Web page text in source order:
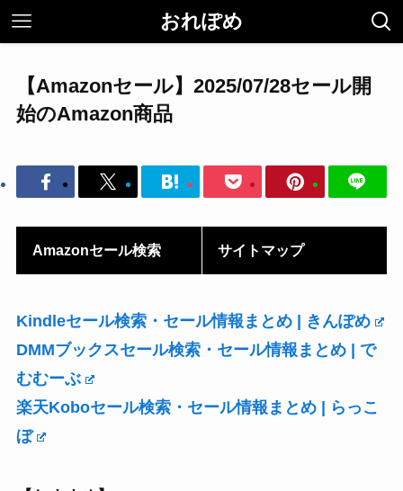
おれぽめ
【Amazonセール】2025/07/28セール開
始のAmazon商品
Amazonセール検索 サイトマップ
Kindleセール検索・セール情報まとめ | きんぽめ
DMMブックスセール検索・セール情報まとめ | で
むむーぶ
楽天Koboセール検索・セール情報まとめ | らっこ
ぼ